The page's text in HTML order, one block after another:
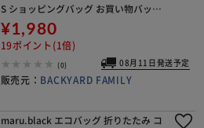
S ショッピングバッグ お買い物バッグ
お買い物バック おりたたみ 折り畳み
サブバッグ サブバック
¥1,980
19ポイント(1倍)
(0) 08月11日発送予定
販売元： BACKYARD FAMILY
maru.black エコバッグ 折りたたみ コ